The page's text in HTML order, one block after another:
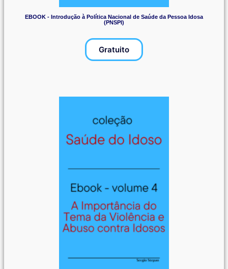
EBOOK - Introdução à Política Nacional de Saúde da Pessoa Idosa
(PNSPI)
Gratuito